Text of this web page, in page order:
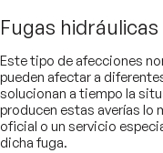
Fugas hidráulicas
Este tipo de afecciones
pueden afectar a
solucionan a tiempo la
producen estas averías lo
oficial o un servicio
dicha fuga.